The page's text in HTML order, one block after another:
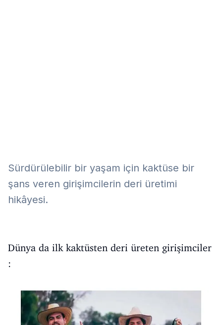
Sürdürülebilir bir yaşam için kaktüse bir
şans veren girişimcilerin deri üretimi
hikâyesi.
Dünya da ilk kaktüsten deri üreten girişimciler
: